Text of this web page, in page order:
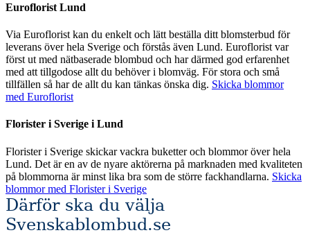
Euroflorist Lund
Via Euroflorist kan du enkelt och lätt beställa ditt blomsterbud för
leverans över hela Sverige och förstås även Lund. Euroflorist var
först ut med nätbaserade blombud och har därmed god erfarenhet
med att tillgodose allt du behöver i blomväg. För stora och små
tillfällen så har de allt du kan tänkas önska dig. Skicka blommor
med Euroflorist
Florister i Sverige i Lund
Florister i Sverige skickar vackra buketter och blommor över hela
Lund. Det är en av de nyare aktörerna på marknaden med kvaliteten
på blommorna är minst lika bra som de större fackhandlarna. Skicka
blommor med Florister i Sverige
Därför ska du välja
Svenskablombud.se